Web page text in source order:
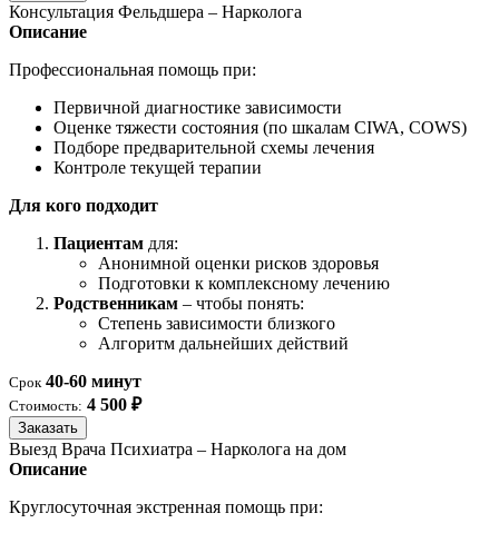
Консультация Фельдшера – Нарколога
Описание
Профессиональная помощь при:
Первичной диагностике зависимости
Оценке тяжести состояния (по шкалам CIWA, COWS)
Подборе предварительной схемы лечения
Контроле текущей терапии
Для кого подходит
Пациентам для:
Анонимной оценки рисков здоровья
Подготовки к комплексному лечению
Родственникам – чтобы понять:
Степень зависимости близкого
Алгоритм дальнейших действий
Срок 40-60 минут
Стоимость: 4 500 ₽
Заказать
Выезд Врача Психиатра – Нарколога на дом
Описание
Круглосуточная экстренная помощь при: